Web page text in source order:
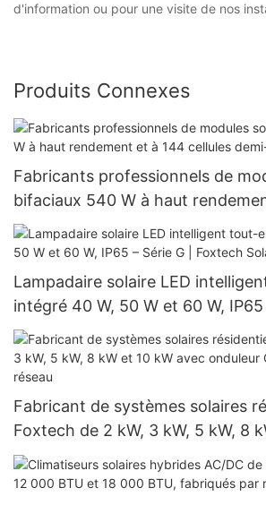
d'information ou pour une visite de nos
Produits Connexes
Fabricants professionnels de
bifaciaux 540 W à haut
cellules demi-coupées
Lampadaire solaire LED
intégré 40 W, 50 W et 60 W, IP65
Foxtech Solar
Fabricant de systèmes solaires
Foxtech de 2 kW, 3 kW, 5 kW, 8
avec onduleur Growatt raccordé